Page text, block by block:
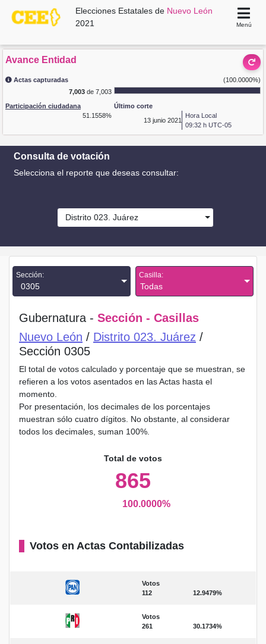
Elecciones Estatales de Nuevo León
2021
Menú
Avance Entidad
Actas capturadas
(100.0000%)
7,003de 7,003
Participación ciudadana
51.1558%
Último corte
13 junio 2021
Hora Local
09:32 h UTC-05
Consulta de votación
Selecciona el reporte que deseas consultar:
Distrito 023. Juárez
Sección:
0305
Casilla:
Todas
Gubernatura - Sección - Casillas
Nuevo León / Distrito 023. Juárez /
Sección 0305
El total de votos calculado y porcentaje que se muestran, se
refieren a los votos asentados en las Actas hasta el
momento.
Por presentación, los decimales de los porcentajes
muestran sólo cuatro dígitos. No obstante, al considerar
todos los decimales, suman 100%.
Total de votos
865
100.0000%
Votos en Actas Contabilizadas
Votos
112
12.9479%
Votos
261
30.1734%